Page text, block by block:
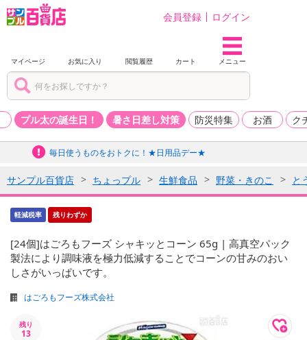
会員登録 ログイン
マイページ お気に入り 閲覧履歴 カート メニュー
プル太の誕生日！ 暑さ日差し対策 防災特集 お酒 ク
毎日使うものをおトクに！★日用品デー★
サンプル百貨店 ちょっプル 生鮮食品 野菜・きのこ と
軽減税率 残りわずか
[24個]はごろもフーズ シャキッとコーン 65g | 高真空パック
製法により調味液を極力低減することでコーンの甘みのおい
しさがいっぱいです。
はごろもフーズ株式会社
残り
13